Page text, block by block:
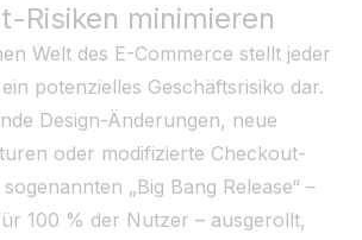
Risiken minimieren
Welt des E-Commerce stellt jeder
potenzielles Geschäftsrisiko dar.
Design-Änderungen, neue
oder modifizierte Checkout-
„Big Bang Release“ –
100 % der Nutzer – ausgerollt,